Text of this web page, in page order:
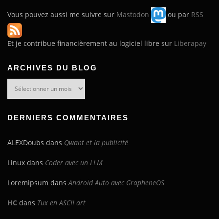
Vous pouvez aussi me suivre sur Mastodon ou par RSS
Et je contribue financièrement au logiciel libre sur Liberapay
ARCHIVES DU BLOG
DERNIERS COMMENTAIRES
ALEXDoubs dans Qwant et la publicité
Linux dans Coder avec un LLM
Loremipsum dansAndroid Auto avec GrapheneOS
HC dans Tux en ASCII art